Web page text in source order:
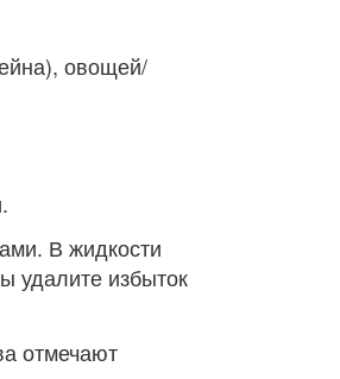
овощей/
В жидкости
удалите избыток
отмечают